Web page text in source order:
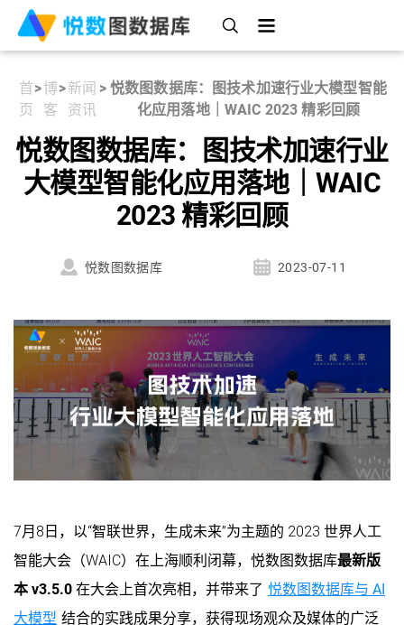
首
页
>博
客
>新闻
资讯
> 悦数图数据库：图技术加速行业大模型智能
化应用落地｜WAIC 2023 精彩回顾
悦数图数据库：图技术加速行业
大模型智能化应用落地｜WAIC
2023 精彩回顾
悦数图数据库 2023-07-11
7月8日，以“智联世界，生成未来”为主题的 2023 世界人工
智能大会（WAIC）在上海顺利闭幕，悦数图数据库最新版
本 v3.5.0 在大会上首次亮相，并带来了 悦数图数据库与 AI
大模型 结合的实践成果分享，获得现场观众及媒体的广泛